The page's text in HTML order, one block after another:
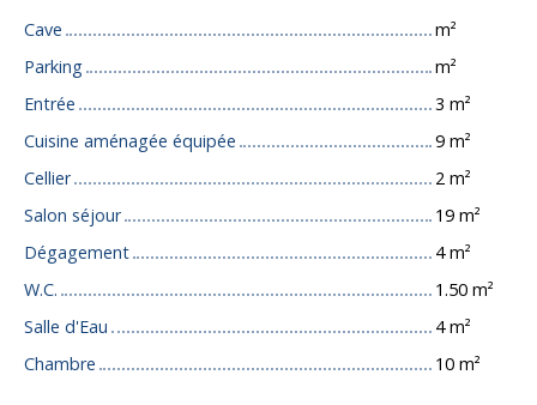
Cave
m²
Parking
m²
Entrée
3 m²
Cuisine aménagée équipée
9 m²
Cellier
2 m²
Salon séjour
19 m²
Dégagement
4 m²
W.C.
1.50 m²
Salle d'Eau
4 m²
Chambre
10 m²